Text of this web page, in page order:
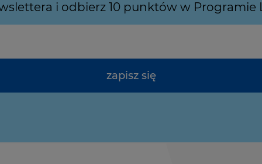
i odbierz 10 punktów w Programie
zapisz się